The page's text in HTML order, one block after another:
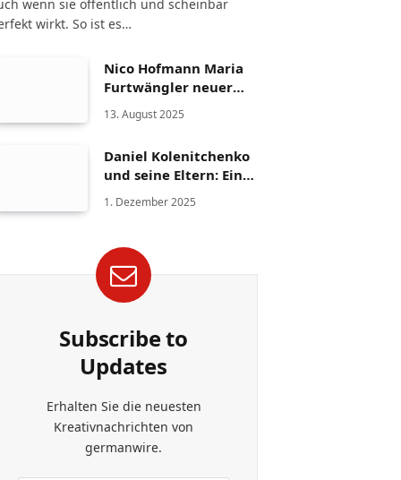
wenn sie öffentlich und scheinbar
wirkt. So ist es…
Nico Hofmann Maria
Furtwängler neuer
13. August 2025
Daniel Kolenitchenko
und seine Eltern: Ein
Blick auf Familie und
1. Dezember 2025
Subscribe to
Updates
Erhalten Sie die neuesten
Kreativnachrichten von
germanwire.